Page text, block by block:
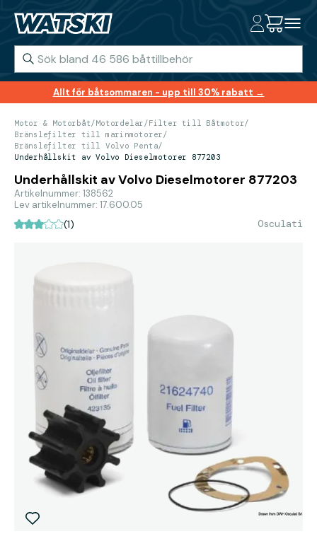
Allt för båtsommaren - upp till 30% rabatt →
Motor & Motorbåt/Motordelar/Filter till Båtmotor/
Bränslefilter till marinmotorer/
Bränslefilter till Volvo Penta/
Underhållskit av Volvo Dieselmotorer 877203
Underhållskit av Volvo Dieselmotorer 877203
Artikelnummer: 138562
Lev artikelnummer: 17.600.05
(1) Osculati